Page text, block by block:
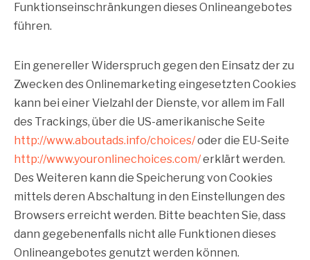
Funktionseinschränkungen dieses Onlineangebotes
führen.
Ein genereller Widerspruch gegen den Einsatz der zu
Zwecken des Onlinemarketing eingesetzten Cookies
kann bei einer Vielzahl der Dienste, vor allem im Fall
des Trackings, über die US-amerikanische Seite
http://www.aboutads.info/choices/oder die EU-Seite
http://www.youronlinechoices.com/erklärt werden.
Des Weiteren kann die Speicherung von Cookies
mittels deren Abschaltung in den Einstellungen des
Browsers erreicht werden. Bitte beachten Sie, dass
dann gegebenenfalls nicht alle Funktionen dieses
Onlineangebotes genutzt werden können.